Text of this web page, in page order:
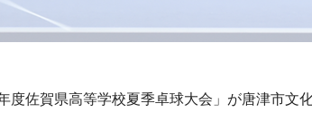
度佐賀県高等学校夏季卓球大会」が唐津市文